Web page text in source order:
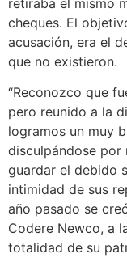
cheques. El
acusación, era el
que no existieron.
“Reconozco que
pero reunido a la
logramos un muy
disculpándose por
guardar el debido
intimidad de sus
año pasado se
Codere Newco, a
totalidad de su